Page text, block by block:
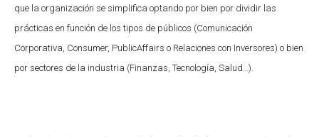
que la organización se simplifica optando por bien por dividir las
prácticas en función de los tipos de públicos (Comunicación
Corporativa, Consumer, PublicAffairs o Relaciones con Inversores) o bien
por sectores de la industria (Finanzas, Tecnología, Salud…).